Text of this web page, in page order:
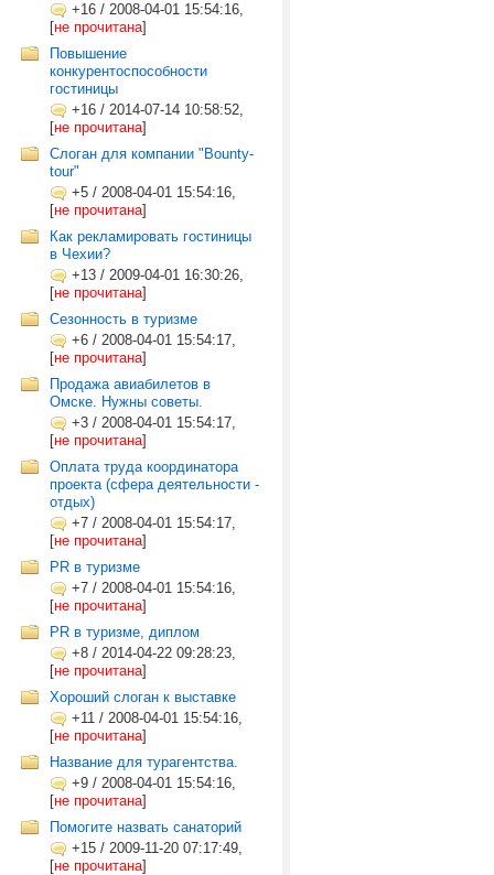
+16 / 2008-04-01 15:54:16,
[не прочитана]
Повышение
конкурентоспособности
гостиницы
+16 / 2014-07-14 10:58:52,
[не прочитана]
Слоган для компании "Bounty-
tour"
+5 / 2008-04-01 15:54:16,
[не прочитана]
Как рекламировать гостиницы
в Чехии?
+13 / 2009-04-01 16:30:26,
[не прочитана]
Сезонность в туризме
+6 / 2008-04-01 15:54:17,
[не прочитана]
Продажа авиабилетов в
Омске. Нужны советы.
+3 / 2008-04-01 15:54:17,
[не прочитана]
Оплата труда координатора
проекта (сфера деятельности -
отдых)
+7 / 2008-04-01 15:54:17,
[не прочитана]
PR в туризме
+7 / 2008-04-01 15:54:16,
[не прочитана]
PR в туризме, диплом
+8 / 2014-04-22 09:28:23,
[не прочитана]
Хороший слоган к выставке
+11 / 2008-04-01 15:54:16,
[не прочитана]
Название для турагентства.
+9 / 2008-04-01 15:54:16,
[не прочитана]
Помогите назвать санаторий
+15 / 2009-11-20 07:17:49,
[не прочитана]